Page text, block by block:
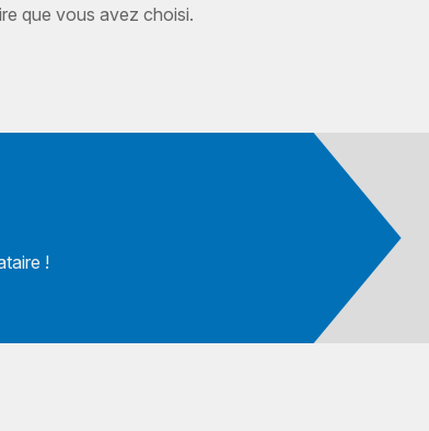
que vous avez choisi.
!